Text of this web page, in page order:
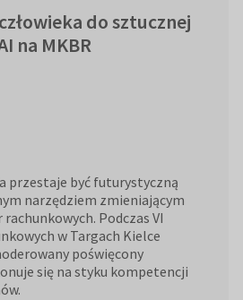
do sztucznej
na MKBR
przestaje być futurystyczną
narzędziem zmieniającym
Podczas VI
w Targach Kielce
poświęcony
się na styku kompetencji